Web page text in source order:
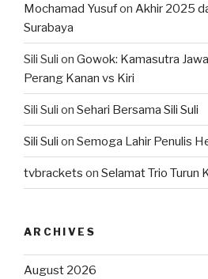
Mochamad Yusufon Akhir 2025
Surabaya
Sili Suli on Gowok: Kamasutra
Perang Kanan vs Kiri
Sili Suli on Sehari Bersama Sili Suli
Sili Suli on Semoga Lahir Penulis
tvbrackets on Selamat Trio Turun
ARCHIVES
August 2026